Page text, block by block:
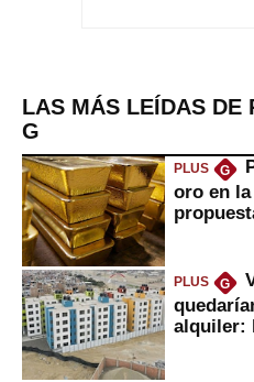
LAS MÁS LEÍDAS DE
G
PLUS G
oro en
PLUS G
alquiler: